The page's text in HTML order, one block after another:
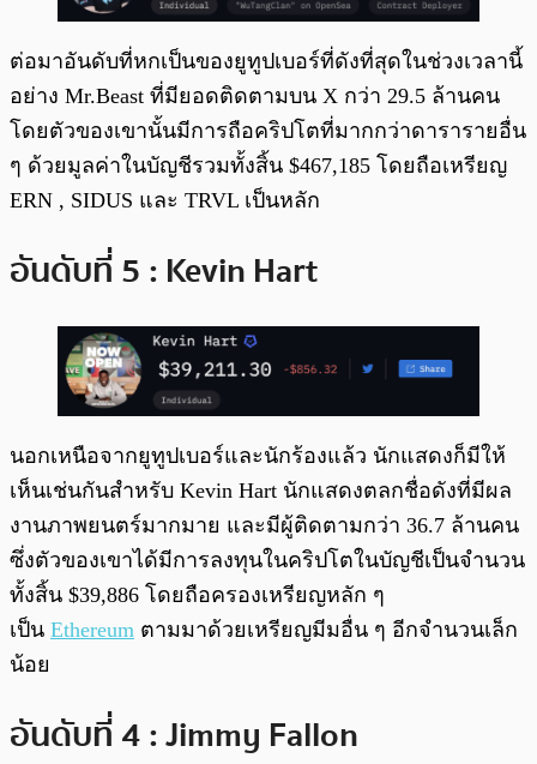
ต่อมาอันดับที่หกเป็นของยูทูปเบอร์ที่ดังที่สุดในช่วงเวลานี้
อย่าง Mr.Beast ที่มียอดติดตามบน X กว่า 29.5 ล้านคน
โดยตัวของเขานั้นมีการถือคริปโตที่มากกว่าดารารายอื่น
ๆ ด้วยมูลค่าในบัญชีรวมทั้งสิ้น $467,185 โดยถือเหรียญ
ERN , SIDUS และ TRVL เป็นหลัก
อันดับที่ 5 : Kevin Hart
นอกเหนือจากยูทูปเบอร์และนักร้องแล้ว นักแสดงก็มีให้
เห็นเช่นกันสำหรับ Kevin Hart นักแสดงตลกชื่อดังที่มีผล
งานภาพยนตร์มากมาย และมีผู้ติดตามกว่า 36.7 ล้านคน
ซึ่งตัวของเขาได้มีการลงทุนในคริปโตในบัญชีเป็นจำนวน
ทั้งสิ้น $39,886 โดยถือครองเหรียญหลัก ๆ
เป็น Ethereum ตามมาด้วยเหรียญมีมอื่น ๆ อีกจำนวนเล็ก
น้อย
อันดับที่ 4 : Jimmy Fallon